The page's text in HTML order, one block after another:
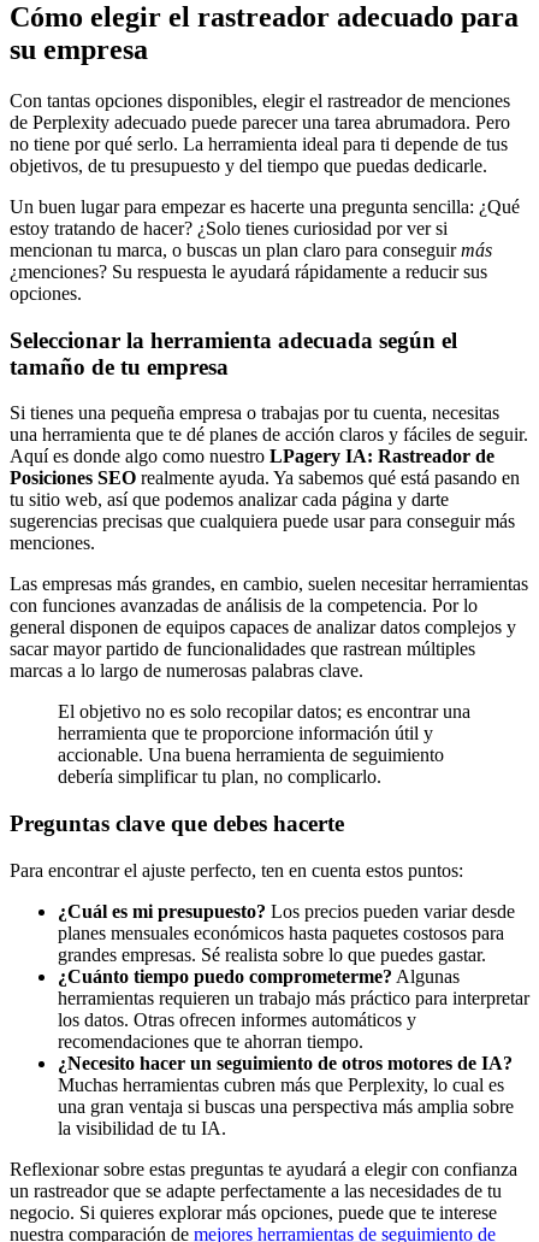
Cómo elegir el rastreador adecuado para
su empresa
Con tantas opciones disponibles, elegir el rastreador de menciones
de Perplexity adecuado puede parecer una tarea abrumadora. Pero
no tiene por qué serlo. La herramienta ideal para ti depende de tus
objetivos, de tu presupuesto y del tiempo que puedas dedicarle.
Un buen lugar para empezar es hacerte una pregunta sencilla: ¿Qué
estoy tratando de hacer? ¿Solo tienes curiosidad por ver si
mencionan tu marca, o buscas un plan claro para conseguirmás
¿menciones? Su respuesta le ayudará rápidamente a reducir sus
opciones.
Seleccionar la herramienta adecuada según el
tamaño de tu empresa
Si tienes una pequeña empresa o trabajas por tu cuenta, necesitas
una herramienta que te dé planes de acción claros y fáciles de seguir.
Aquí es donde algo como nuestro LPagery IA: Rastreador de
Posiciones SEO realmente ayuda. Ya sabemos qué está pasando en
tu sitio web, así que podemos analizar cada página y darte
sugerencias precisas que cualquiera puede usar para conseguir más
menciones.
Las empresas más grandes, en cambio, suelen necesitar herramientas
con funciones avanzadas de análisis de la competencia. Por lo
general disponen de equipos capaces de analizar datos complejos y
sacar mayor partido de funcionalidades que rastrean múltiples
marcas a lo largo de numerosas palabras clave.
El objetivo no es solo recopilar datos; es encontrar una
herramienta que te proporcione información útil y
accionable. Una buena herramienta de seguimiento
debería simplificar tu plan, no complicarlo.
Preguntas clave que debes hacerte
Para encontrar el ajuste perfecto, ten en cuenta estos puntos:
¿Cuál es mi presupuesto? Los precios pueden variar desde
planes mensuales económicos hasta paquetes costosos para
grandes empresas. Sé realista sobre lo que puedes gastar.
¿Cuánto tiempo puedo comprometerme? Algunas
herramientas requieren un trabajo más práctico para interpretar
los datos. Otras ofrecen informes automáticos y
recomendaciones que te ahorran tiempo.
¿Necesito hacer un seguimiento de otros motores de IA?
Muchas herramientas cubren más que Perplexity, lo cual es
una gran ventaja si buscas una perspectiva más amplia sobre
la visibilidad de tu IA.
Reflexionar sobre estas preguntas te ayudará a elegir con confianza
un rastreador que se adapte perfectamente a las necesidades de tu
negocio. Si quieres explorar más opciones, puede que te interese
nuestra comparación de mejores herramientas de seguimiento de